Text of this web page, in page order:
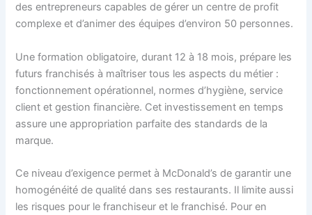
des entrepreneurs capables de gérer un centre de profit
complexe et d’animer des équipes d’environ 50 personnes.
Une formation obligatoire, durant 12 à 18 mois, prépare les
futurs franchisés à maîtriser tous les aspects du métier :
fonctionnement opérationnel, normes d’hygiène, service
client et gestion financière. Cet investissement en temps
assure une appropriation parfaite des standards de la
marque.
Ce niveau d’exigence permet à McDonald’s de garantir une
homogénéité de qualité dans ses restaurants. Il limite aussi
les risques pour le franchiseur et le franchisé. Pour en